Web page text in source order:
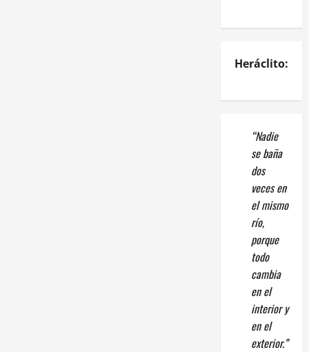
Heráclito:
“Nadie
se baña
dos
veces en
el mismo
río,
porque
todo
cambia
en el
interior y
en el
exterior.”